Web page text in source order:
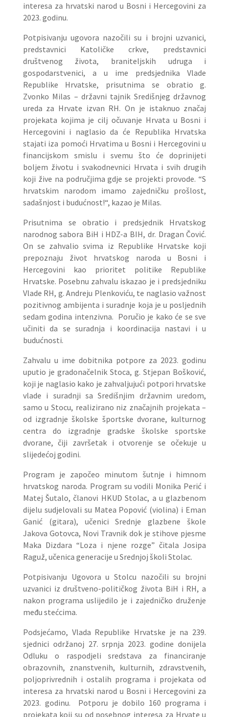
interesa za hrvatski narod u Bosni i Hercegovini za
2023. godinu.
Potpisivanju ugovora nazočili su i brojni uzvanici,
predstavnici Katoličke crkve, predstavnici
društvenog života, braniteljskih udruga i
gospodarstvenici, a u ime predsjednika Vlade
Republike Hrvatske, prisutnima se obratio g.
Zvonko Milas – državni tajnik Središnjeg državnog
ureda za Hrvate izvan RH. On je istaknuo značaj
projekata kojima je cilj očuvanje Hrvata u Bosni i
Hercegovini i naglasio da će Republika Hrvatska
stajati iza pomoći Hrvatima u Bosni i Hercegovini u
financijskom smislu i svemu što će doprinijeti
boljem životu i svakodnevnici Hrvata i svih drugih
koji žive na područjima gdje se projekti provode. “S
hrvatskim narodom imamo zajedničku prošlost,
sadašnjost i budućnost!“, kazao je Milas.
Prisutnima se obratio i predsjednik Hrvatskog
narodnog sabora BiH i HDZ-a BIH, dr. Dragan Čović.
On se zahvalio svima iz Republike Hrvatske koji
prepoznaju život hrvatskog naroda u Bosni i
Hercegovini kao prioritet politike Republike
Hrvatske. Posebnu zahvalu iskazao je i predsjedniku
Vlade RH, g. Andreju Plenkoviću, te naglasio važnost
pozitivnog ambijenta i suradnje koja je u posljednih
sedam godina intenzivna. Poručio je kako će se sve
učiniti da se suradnja i koordinacija nastavi i u
budućnosti.
Zahvalu u ime dobitnika potpore za 2023. godinu
uputio je gradonačelnik Stoca, g. Stjepan Bošković,
koji je naglasio kako je zahvaljujući potpori hrvatske
vlade i suradnji sa Središnjim državnim uredom,
samo u Stocu, realizirano niz značajnih projekata –
od izgradnje školske športske dvorane, kulturnog
centra do izgradnje gradske školske sportske
dvorane, čiji završetak i otvorenje se očekuje u
slijedećoj godini.
Program je započeo minutom šutnje i himnom
hrvatskog naroda. Program su vodili Monika Perić i
Matej Šutalo, članovi HKUD Stolac, a u glazbenom
dijelu sudjelovali su Matea Popović (violina) i Eman
Ganić (gitara), učenici Srednje glazbene škole
Jakova Gotovca, Novi Travnik dok je stihove pjesme
Maka Dizdara “Loza i njene rozge” čitala Josipa
Raguž, učenica generacije u Srednjoj školi Stolac.
Potpisivanju Ugovora u Stolcu nazočili su brojni
uzvanici iz društveno-političkog života BiH i RH, a
nakon programa uslijedilo je i zajedničko druženje
među stećcima.
Podsjećamo, Vlada Republike Hrvatske je na 239.
sjednici održanoj 27. srpnja 2023. godine donijela
Odluku o raspodjeli sredstava za financiranje
obrazovnih, znanstvenih, kulturnih, zdravstvenih,
poljoprivrednih i ostalih programa i projekata od
interesa za hrvatski narod u Bosni i Hercegovini za
2023. godinu. Potporu je dobilo 160 programa i
projekata koji su od posebnog interesa za Hrvate u